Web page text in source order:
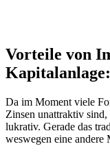
Vorteile von
Kapitalanlage:
Da im Moment viele
Zinsen unattraktiv
lukrativ. Gerade das
weswegen eine